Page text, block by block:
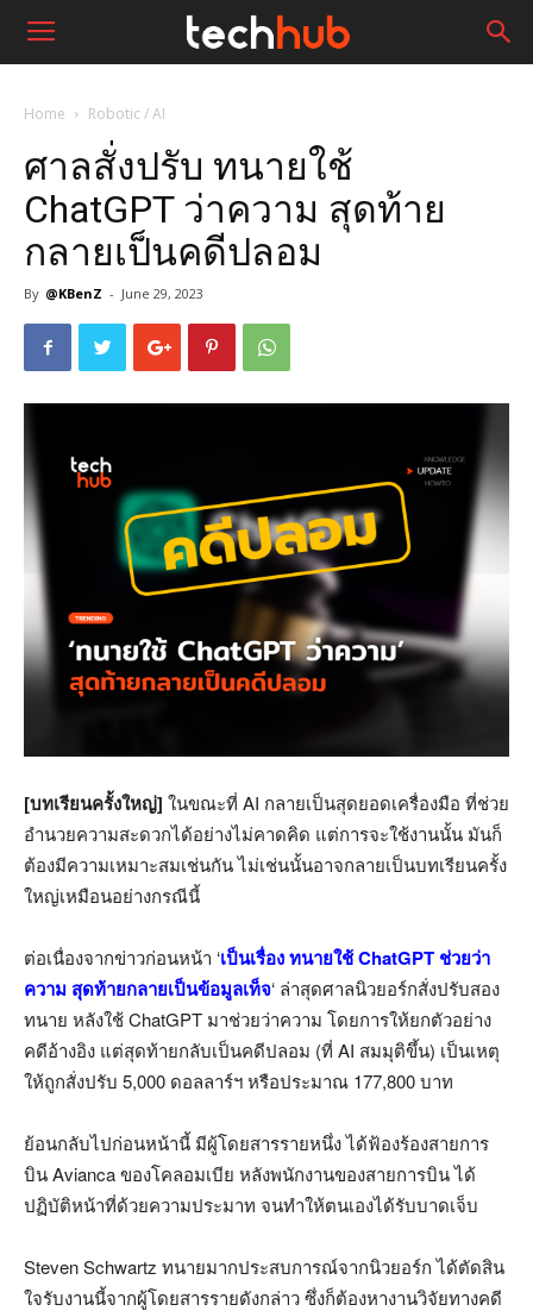
Home Robotic / AI
ศาลสั่งปรับ ทนายใช้
ChatGPT ว่าความ สุดท้าย
กลายเป็นคดีปลอม
By @KBenZ - June 29, 2023
[บทเรียนครั้งใหญ่] ในขณะที่ AI กลายเป็นสุดยอดเครื่องมือ ที่ช่วย
อำนวยความสะดวกได้อย่างไม่คาดคิด แต่การจะใช้งานนั้น มันก็
ต้องมีความเหมาะสมเช่นกัน ไม่เช่นนั้นอาจกลายเป็นบทเรียนครั้ง
ใหญ่เหมือนอย่างกรณีนี้
ต่อเนื่องจากข่าวก่อนหน้า ‘เป็นเรื่อง ทนายใช้ ChatGPT ช่วยว่า
ความ สุดท้ายกลายเป็นข้อมูลเท็จ‘ ล่าสุดศาลนิวยอร์กสั่งปรับสอง
ทนาย หลังใช้ ChatGPT มาช่วยว่าความ โดยการให้ยกตัวอย่าง
คดีอ้างอิง แต่สุดท้ายกลับเป็นคดีปลอม (ที่ AI สมมุติขึ้น) เป็นเหตุ
ให้ถูกสั่งปรับ 5,000 ดอลลาร์ฯ หรือประมาณ 177,800 บาท
ย้อนกลับไปก่อนหน้านี้ มีผู้โดยสารรายหนึ่ง ได้ฟ้องร้องสายการ
บิน Avianca ของโคลอมเบีย หลังพนักงานของสายการบิน ได้
ปฏิบัติหน้าที่ด้วยความประมาท จนทำให้ตนเองได้รับบาดเจ็บ
Steven Schwartz ทนายมากประสบการณ์จากนิวยอร์ก ได้ตัดสิน
ใจรับงานนี้จากผู้โดยสารรายดังกล่าว ซึ่งก็ต้องหางานวิจัยทางคดี